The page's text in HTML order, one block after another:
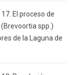
El proceso de
spp.)
de la Laguna de